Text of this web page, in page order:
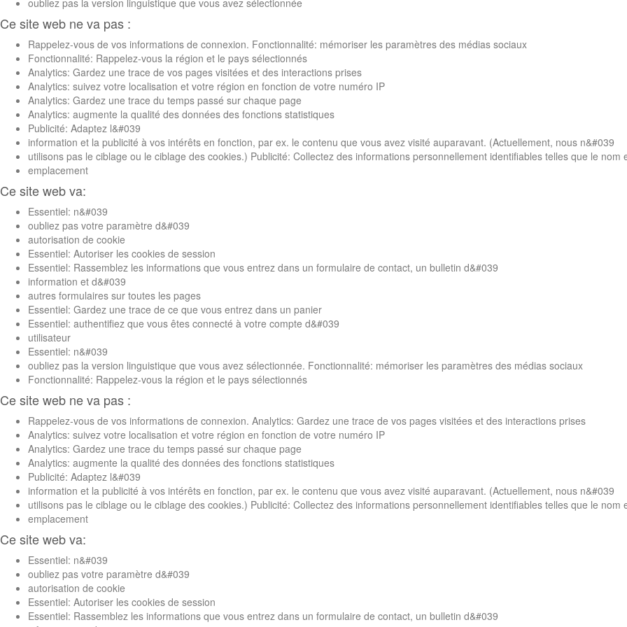
Ce site web ne va pas :
Rappelez-vous de vos informations de connexion. Fonctionnalité: mémoriser les paramètres des médias sociaux
Fonctionnalité: Rappelez-vous la région et le pays sélectionnés
Analytics: Gardez une trace de vos pages visitées et des interactions prises
Analytics: suivez votre localisation et votre région en fonction de votre numéro IP
Analytics: Gardez une trace du temps passé sur chaque page
Analytics: augmente la qualité des données des fonctions statistiques
Publicité: Adaptez l&#039
information et la publicité à vos intérêts en fonction, par ex. le contenu que vous avez visité auparavant. (Actuellement, nous n&#039
utilisons pas le ciblage ou le ciblage des cookies.) Publicité: Collectez des informations personnellement identifiables telles que le nom
emplacement
Ce site web va:
Essentiel: n&#039
oubliez pas votre paramètre d&#039
autorisation de cookie
Essentiel: Autoriser les cookies de session
Essentiel: Rassemblez les informations que vous entrez dans un formulaire de contact, un bulletin d&#039
information et d&#039
autres formulaires sur toutes les pages
Essentiel: Gardez une trace de ce que vous entrez dans un panier
Essentiel: authentifiez que vous êtes connecté à votre compte d&#039
utilisateur
Essentiel: n&#039
oubliez pas la version linguistique que vous avez sélectionnée. Fonctionnalité: mémoriser les paramètres des médias sociaux
Fonctionnalité: Rappelez-vous la région et le pays sélectionnés
Ce site web ne va pas :
Rappelez-vous de vos informations de connexion. Analytics: Gardez une trace de vos pages visitées et des interactions prises
Analytics: suivez votre localisation et votre région en fonction de votre numéro IP
Analytics: Gardez une trace du temps passé sur chaque page
Analytics: augmente la qualité des données des fonctions statistiques
Publicité: Adaptez l&#039
information et la publicité à vos intérêts en fonction, par ex. le contenu que vous avez visité auparavant. (Actuellement, nous n&#039
utilisons pas le ciblage ou le ciblage des cookies.) Publicité: Collectez des informations personnellement identifiables telles que le nom
emplacement
Ce site web va:
Essentiel: n&#039
oubliez pas votre paramètre d&#039
autorisation de cookie
Essentiel: Autoriser les cookies de session
Essentiel: Rassemblez les informations que vous entrez dans un formulaire de contact, un bulletin d&#039